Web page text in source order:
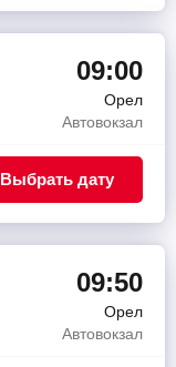
09:00
Орел
Автовокзал
Выбрать дату
09:50
Орел
Автовокзал